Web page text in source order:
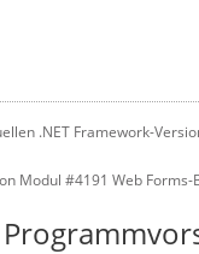
.NET Framework-
Modul #4191 Web